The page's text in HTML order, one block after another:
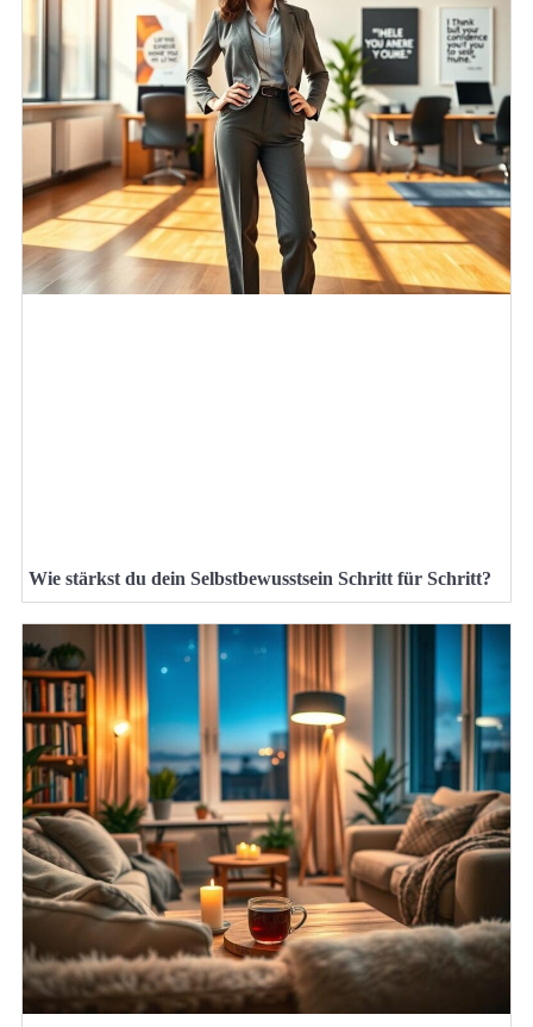
Wie stärkst du dein Selbstbewusstsein Schritt für Schritt?